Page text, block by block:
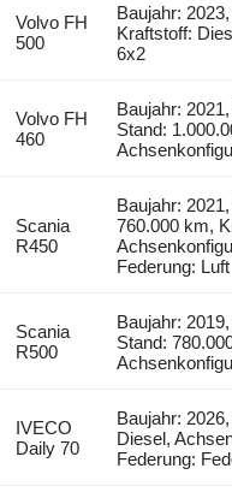
Volvo FH
500
Baujahr:
Kraftstoff:
6x2
Volvo FH
460
Baujahr:
Stand:
Scania
R450
Baujahr:
760.000 km,
Federung: Luft
Scania
R500
Baujahr:
Stand:
IVECO
Daily 70
Baujahr:
Diesel,
Federung: